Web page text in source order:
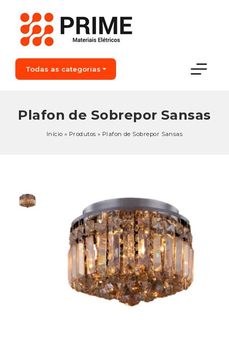
Todas as categorias
Plafon de Sobrepor Sansas
Início » Produtos » Plafon de Sobrepor Sansas